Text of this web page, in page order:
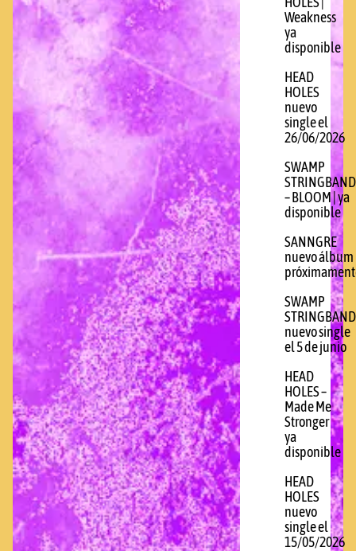
Weakness
ya
disponible
HEAD
HOLES
nuevo
single el
26/06/2026
SWAMP
STRINGBAND
– BLOOM | ya
disponible
SANNGRE
nuevo álbum
SWAMP
STRINGBAND
nuevo single
el 5 de junio
HEAD
HOLES –
Made Me
Stronger
ya
disponible
HEAD
HOLES
nuevo
single el
15/05/2026